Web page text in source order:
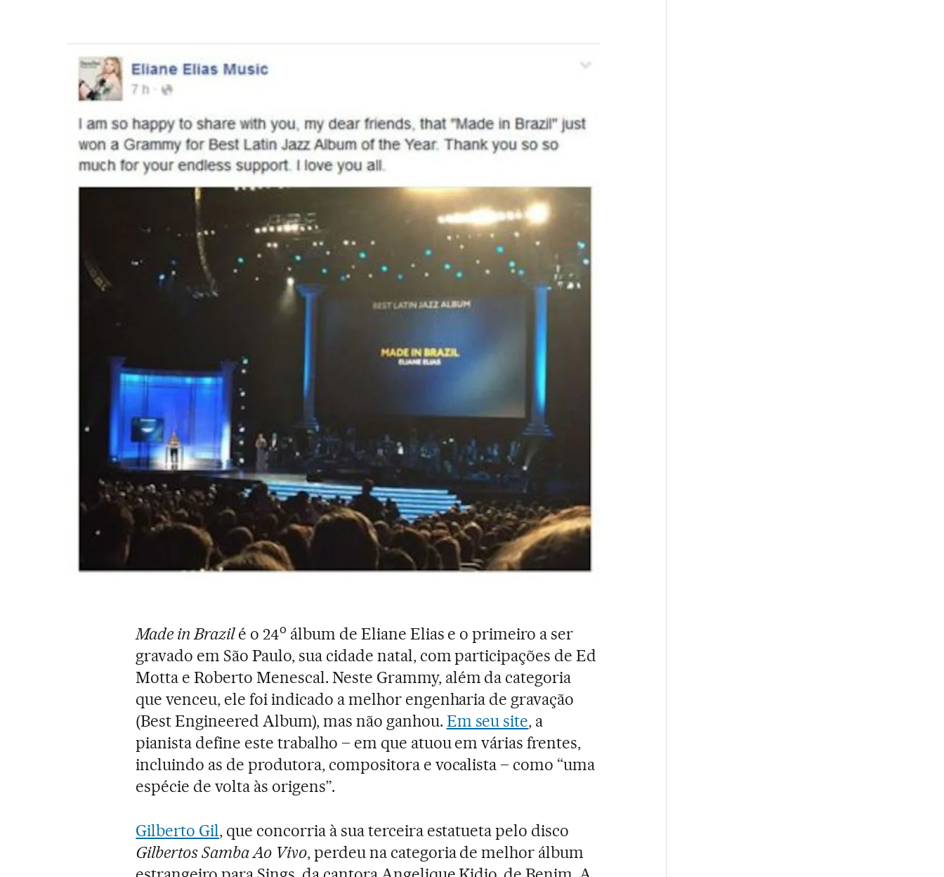
Made in Brazilé o 24o álbum de Eliane Elias e o primeiro a ser
gravado em São Paulo, sua cidade natal, com participações de Ed
Motta e Roberto Menescal. Neste Grammy, além da categoria
que venceu, ele foi indicado a melhor engenharia de gravação
(Best Engineered Album), mas não ganhou. Em seu site, a
pianista define este trabalho – em que atuou em várias frentes,
incluindo as de produtora, compositora e vocalista – como “uma
espécie de volta às origens”.
Gilberto Gil, que concorria à sua terceira estatueta pelo disco
Gilbertos Samba Ao Vivo, perdeu na categoria de melhor álbum